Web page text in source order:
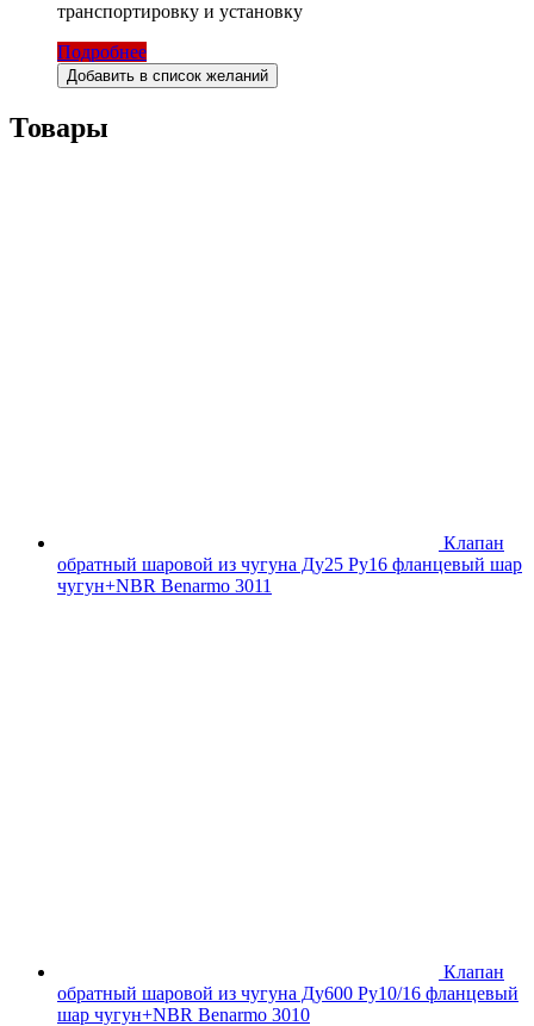
транспортировку и установку
Подробнее
Добавить в список желаний
Товары
Клапан
обратный шаровой из чугуна Ду25 Ру16 фланцевый шар
чугун+NBR Benarmo 3011
Клапан
обратный шаровой из чугуна Ду600 Ру10/16 фланцевый
шар чугун+NBR Benarmo 3010